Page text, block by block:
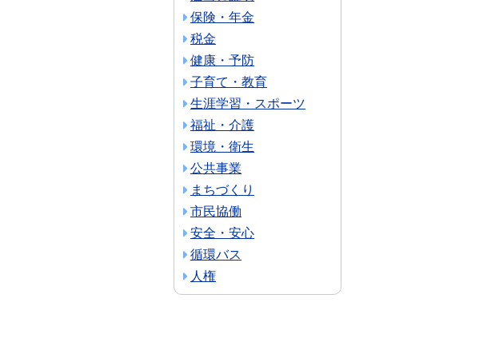
保険・年金
税金
健康・予防
子育て・教育
生涯学習・スポーツ
福祉・介護
環境・衛生
公共事業
まちづくり
市民協働
安全・安心
循環バス
人権